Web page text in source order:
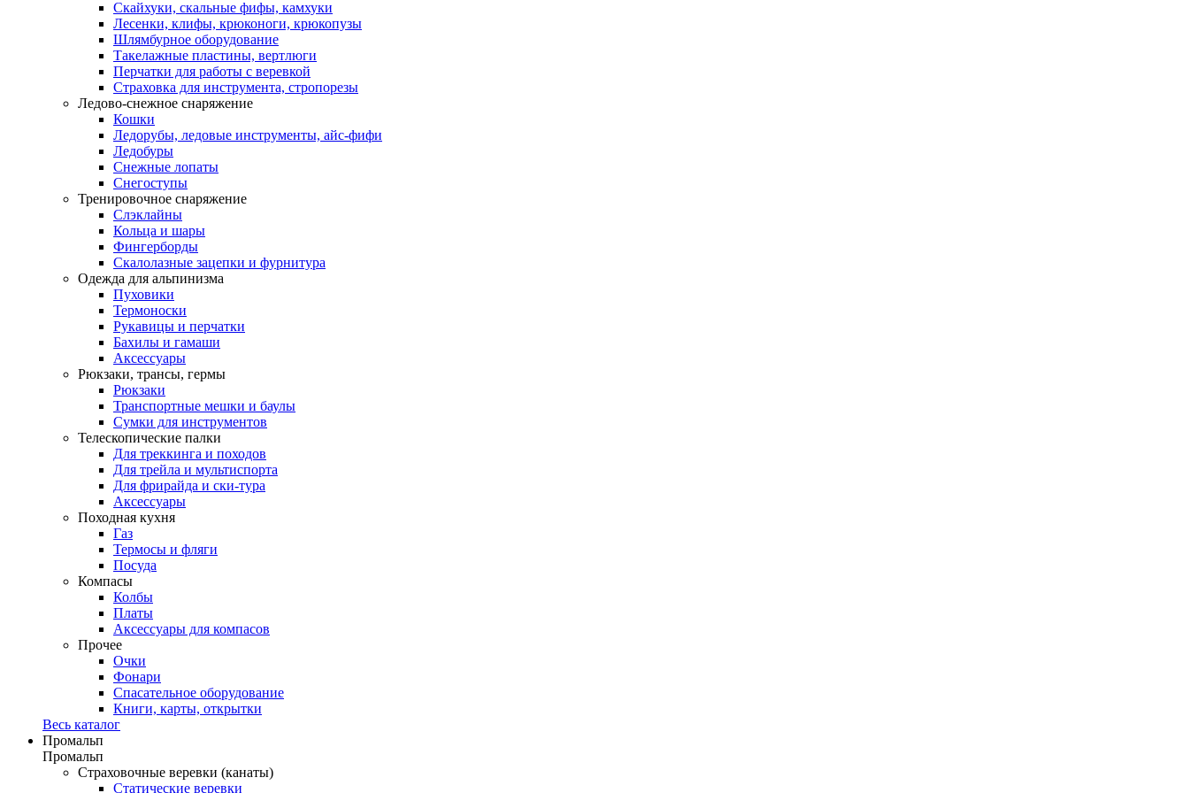
Скайхуки, скальные фифы, камхуки
Лесенки, клифы, крюконоги, крюкопузы
Шлямбурное оборудование
Такелажные пластины, вертлюги
Перчатки для работы с веревкой
Страховка для инструмента, стропорезы
Ледово-снежное снаряжение
Кошки
Ледорубы, ледовые инструменты, айс-фифи
Ледобуры
Снежные лопаты
Снегоступы
Тренировочное снаряжение
Слэклайны
Кольца и шары
Фингерборды
Скалолазные зацепки и фурнитура
Одежда для альпинизма
Пуховики
Термоноски
Рукавицы и перчатки
Бахилы и гамаши
Аксессуары
Рюкзаки, трансы, гермы
Рюкзаки
Транспортные мешки и баулы
Сумки для инструментов
Телескопические палки
Для треккинга и походов
Для трейла и мультиспорта
Для фрирайда и ски-тура
Аксессуары
Походная кухня
Газ
Термосы и фляги
Посуда
Компасы
Колбы
Платы
Аксессуары для компасов
Прочее
Очки
Фонари
Спасательное оборудование
Книги, карты, открытки
Весь каталог
Промальп
Промальп
Страховочные веревки (канаты)
Статические веревки